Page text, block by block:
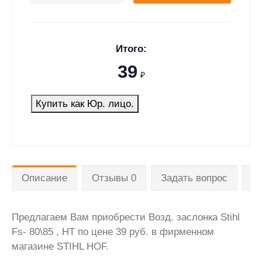
Итого:
39 ₽
Купить как Юр. лицо.
Описание Отзывы 0 Задать вопрос
Предлагаем Вам приобрести Возд. заслонка Stihl
Fs- 80\85 , HT по цене 39 руб. в фирменном
магазине STIHL HOF.